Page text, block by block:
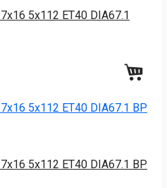
5x112 ET40 DIA67.1
5x112 ET40 DIA67.1 BP